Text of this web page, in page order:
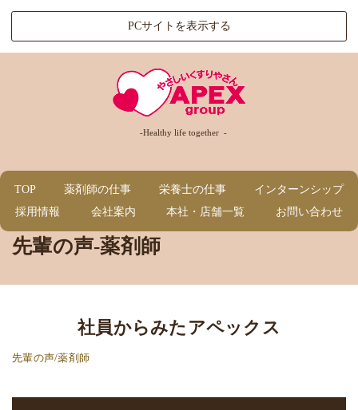
PCサイトを表示する
-Healthy life together -
TOP 薬剤師の仕事 栄養士の仕事
インターンシップ
採用情報
会社案内 本社・店舗一覧 お問い合わせ
先輩の声-薬剤師
社員からみたアペックス
先輩の声/薬剤師